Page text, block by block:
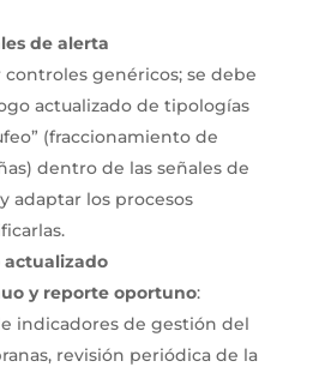
de alerta
controles genéricos; se debe
actualizado de tipologías
(fraccionamiento de
dentro de las señales de
adaptar los procesos
actualizado
y reporte oportuno:
indicadores de gestión del
revisión periódica de la